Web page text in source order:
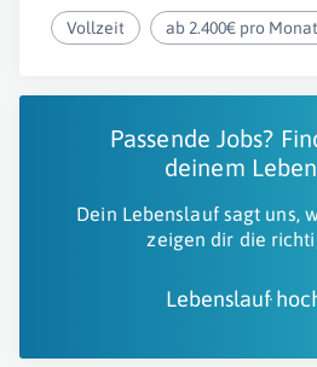
Vollzeit ab 2.400€ pro Monat
Passende Jobs?
deinem
Dein Lebenslauf sagt uns,
zeigen dir die
Lebenslauf